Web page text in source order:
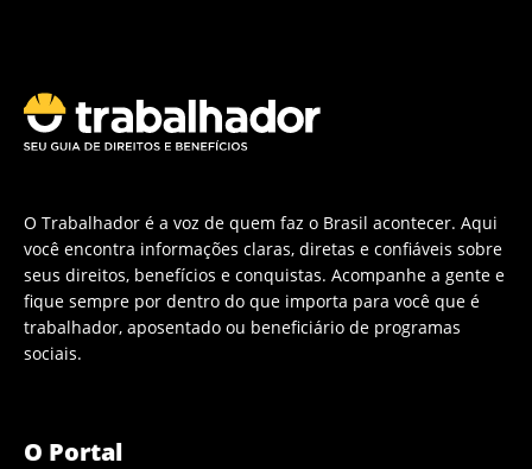
O Trabalhador é a voz de quem faz o Brasil acontecer. Aqui
você encontra informações claras, diretas e confiáveis sobre
seus direitos, benefícios e conquistas. Acompanhe a gente e
fique sempre por dentro do que importa para você que é
trabalhador, aposentado ou beneficiário de programas
sociais.
O Portal